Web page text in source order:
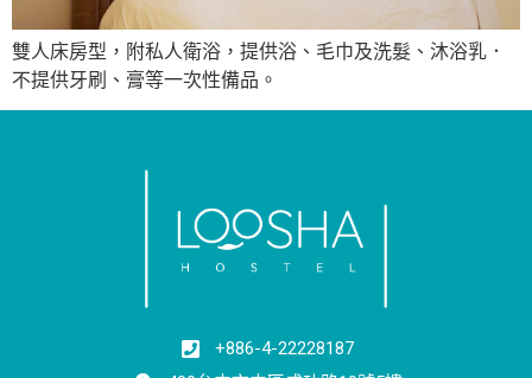
雙人床房型，附私人衛浴，提供浴、毛巾及洗髮、沐浴乳．
不提供牙刷、膏等一次性備品。
+886-4-22228187